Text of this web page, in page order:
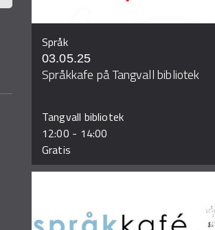
Språk
03.05.25
Språkkafe på Tangvall bibliotek
Tangvall bibliotek
12:00 - 14:00
Gratis